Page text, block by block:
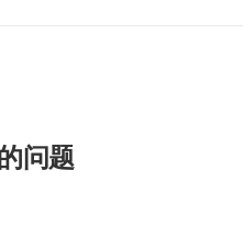
问题